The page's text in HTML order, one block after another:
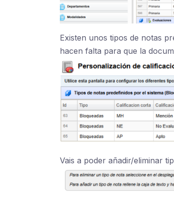
Existen unos tipos de notas
hacen falta para que la
Vais a poder añadir/eliminar